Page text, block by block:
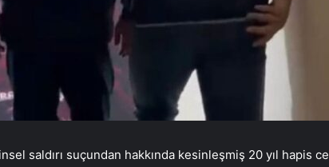
saldırı suçundan hakkında kesinleşmiş 20 yıl hapis